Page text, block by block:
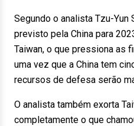
Segundo o analista Tzu-
previsto pela China para
Taiwan, o que pressiona as
uma vez que a China tem
recursos de defesa serão
O analista também exorta
completamente o que